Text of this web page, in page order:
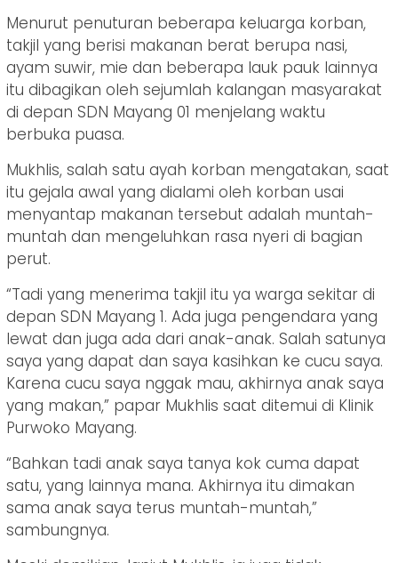
Menurut penuturan beberapa keluarga korban,
takjil yang berisi makanan berat berupa nasi,
ayam suwir, mie dan beberapa lauk pauk lainnya
itu dibagikan oleh sejumlah kalangan masyarakat
di depan SDN Mayang 01 menjelang waktu
berbuka puasa.
Mukhlis, salah satu ayah korban mengatakan, saat
itu gejala awal yang dialami oleh korban usai
menyantap makanan tersebut adalah muntah-
muntah dan mengeluhkan rasa nyeri di bagian
perut.
“Tadi yang menerima takjil itu ya warga sekitar di
depan SDN Mayang 1. Ada juga pengendara yang
lewat dan juga ada dari anak-anak. Salah satunya
saya yang dapat dan saya kasihkan ke cucu saya.
Karena cucu saya nggak mau, akhirnya anak saya
yang makan,” papar Mukhlis saat ditemui di Klinik
Purwoko Mayang.
“Bahkan tadi anak saya tanya kok cuma dapat
satu, yang lainnya mana. Akhirnya itu dimakan
sama anak saya terus muntah-muntah,”
sambungnya.